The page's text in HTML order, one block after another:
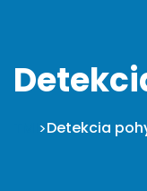
>Detekcia